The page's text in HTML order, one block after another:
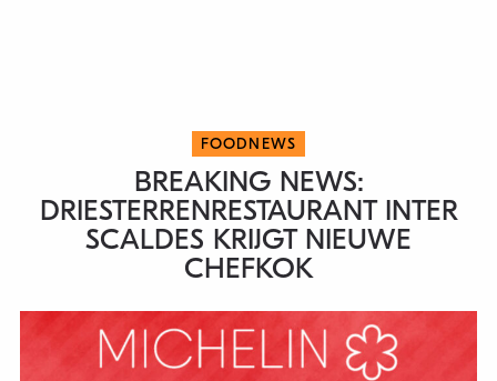
FOODNEWS
BREAKING NEWS:
DRIESTERRENRESTAURANT INTER
SCALDES KRIJGT NIEUWE
CHEFKOK